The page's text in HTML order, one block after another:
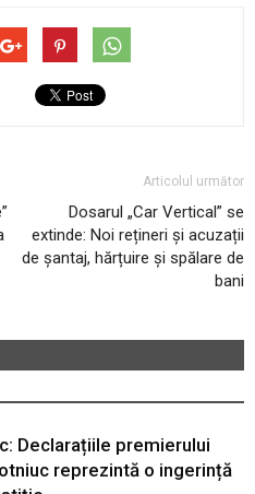
Articolul următor
Dosarul „Car Vertical” se
extinde: Noi rețineri și acuzații
de șantaj, hărțuire și spălare de
bani
Declarațiile premierului
reprezintă o ingerință